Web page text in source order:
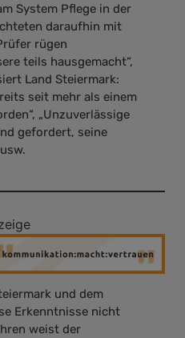
System Pflege in der
daraufhin mit
rügen
teils hausgemacht“,
Land Steiermark:
seit mehr als einem
„Unzuverlässige
gefordert, seine
und dem
Erkenntnisse nicht
weist der